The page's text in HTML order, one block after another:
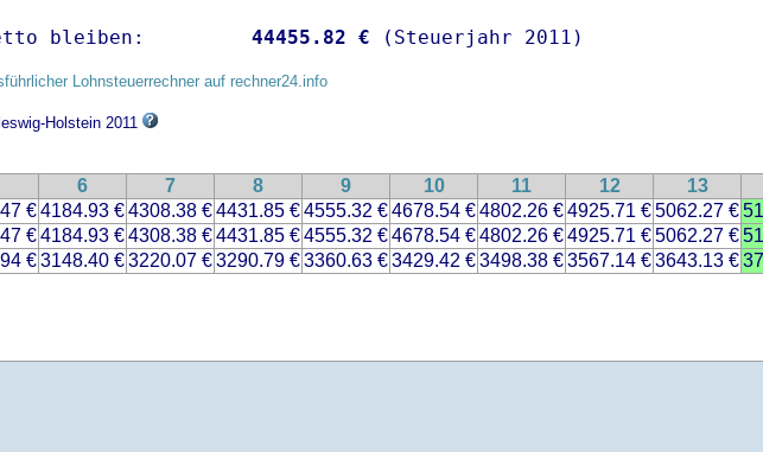
bleiben: 44455.82 € (Steuerjahr 2011)
Lohnsteuerrechner auf rechner24.info
Holstein 2011
6 7 8 9 10 11 12
13
€4184.93 €4308.38 €4431.85 €4555.32 €4678.54 €4802.26 €4925.71 €5062.27 €
€4184.93 €4308.38 €4431.85 €4555.32 €4678.54 €4802.26 €4925.71 €5062.27 €
€3148.40 €3220.07 €3290.79 €3360.63 €3429.42 €3498.38 €3567.14 €3643.13 €